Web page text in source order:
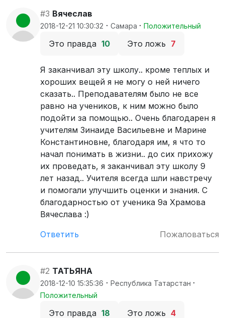
#3 Вячеслав
2018-12-21 10:30:32 · Самара · Положительный
Это правда 10 Это ложь 7
Я заканчивал эту школу.. кроме теплых и
хороших вещей я не могу о ней ничего
сказать.. Преподавателям было не все
равно на учеников, к ним можно было
подойти за помощью.. Очень благодарен я
учителям Зинаиде Васильевне и Марине
Константиновне, благодаря им, я что то
начал понимать в жизни.. до сих прихожу
их проведать, я заканчивал эту школу 9
лет назад.. Учителя всегда шли навстречу
и помогали улучшить оценки и знания. С
благодарностью от ученика 9а Храмова
Вячеслава :)
Ответить
Пожаловаться
#2 ТАТЬЯНА
2018-12-10 15:35:36 · Республика Татарстан ·
Положительный
Это правда 18 Это ложь 4